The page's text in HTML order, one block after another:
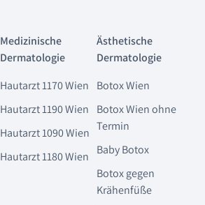
Medizinische
Dermatologie
Hautarzt 1170 Wien
Hautarzt 1190 Wien
Hautarzt 1090 Wien
Hautarzt 1180 Wien
Ästhetische
Dermatologie
Botox Wien
Botox Wien ohne
Termin
Baby Botox
Botox gegen
Krähenfüße